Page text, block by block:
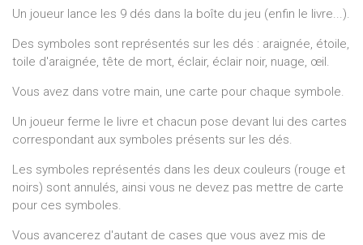
Un joueur lance les 9 dés dans la boîte du jeu (enfin le livre...).
Des symboles sont représentés sur les dés : araignée, étoile,
toile d'araignée, tête de mort, éclair, éclair noir, nuage, œil.
Vous avez dans votre main, une carte pour chaque symbole.
Un joueur ferme le livre et chacun pose devant lui des cartes
correspondant aux symboles présents sur les dés.
Les symboles représentés dans les deux couleurs (rouge et
noirs) sont annulés, ainsi vous ne devez pas mettre de carte
pour ces symboles.
Vous avancerez d'autant de cases que vous avez mis de